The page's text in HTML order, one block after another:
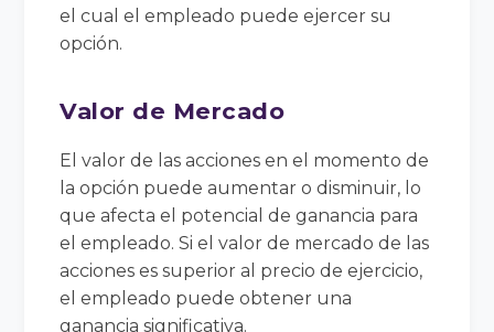
el cual el empleado puede ejercer su
opción.
Valor de Mercado
El valor de las acciones en el momento de
la opción puede aumentar o disminuir, lo
que afecta el potencial de ganancia para
el empleado. Si el valor de mercado de las
acciones es superior al precio de ejercicio,
el empleado puede obtener una
ganancia significativa.